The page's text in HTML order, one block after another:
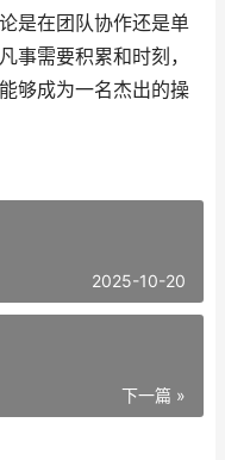
是在团队协作还是单
事需要积累和时刻，
够成为一名杰出的操
2025-10-20
下一篇 »